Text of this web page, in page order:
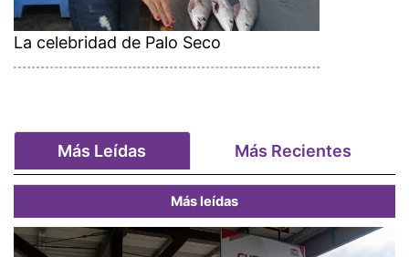
La celebridad de Palo Seco
Más Leídas Más Recientes
Más leídas